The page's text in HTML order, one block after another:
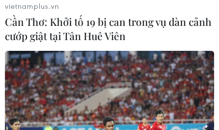
vietnamplus.vn
Cần Thơ: Khởi tố 19 bị can trong vụ dàn cảnh
cướp giật tại Tân Huê Viên